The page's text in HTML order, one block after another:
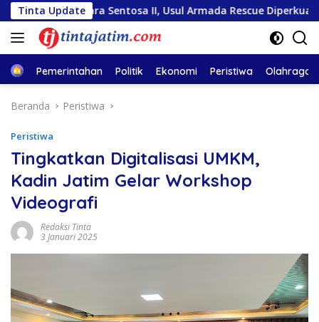
Langsung
ke
konten
Tinta Update
Sentosa II, Usul Armada Rescue Diperkuat
HomePemerintahan Politik Ekonomi Peristiwa Olahraga
Beranda Peristiwa
Peristiwa
Tingkatkan Digitalisasi UMKM,
Kadin Jatim Gelar Workshop
Videografi
Redaksi Tinta
3 Januari 2025